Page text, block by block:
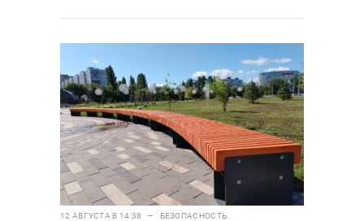
12 АВГУСТА В 14:38 — БЕЗОПАСНОСТЬ